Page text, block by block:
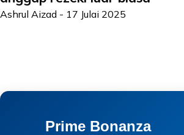
Ashrul Aizad - 17 Julai 2025
Prime Bonanza